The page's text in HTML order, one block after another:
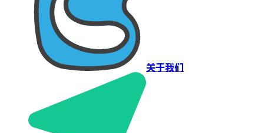
关于我们